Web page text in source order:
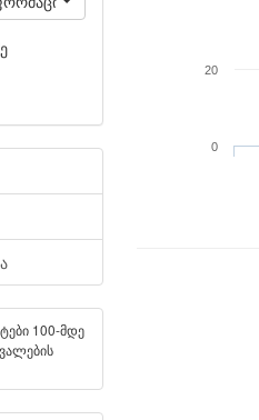
0
20
100-მდე